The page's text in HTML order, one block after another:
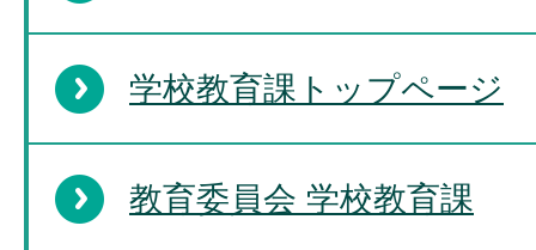
学校教育課トップページ
教育委員会 学校教育課